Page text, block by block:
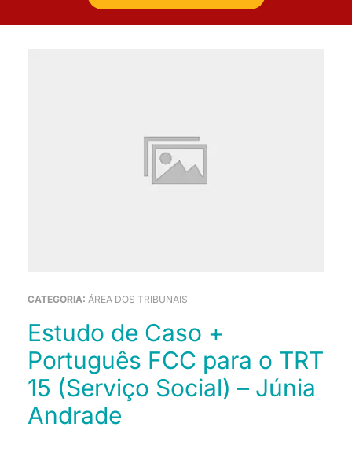
CATEGORIA: ÁREA DOS TRIBUNAIS
Estudo de Caso +
Português FCC para o TRT
15 (Serviço Social) – Júnia
Andrade